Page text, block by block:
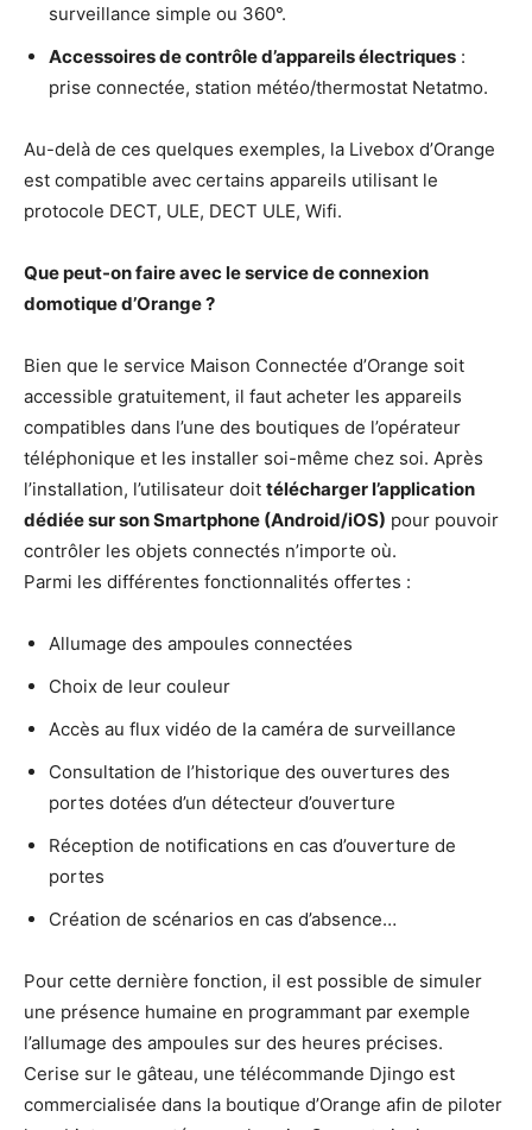
surveillance simple ou 360°.
Accessoires de contrôle d’appareils électriques :
prise connectée, station météo/thermostat Netatmo.
Au-delà de ces quelques exemples, la Livebox d’Orange
est compatible avec certains appareils utilisant le
protocole DECT, ULE, DECT ULE, Wifi.
Que peut-on faire avec le service de connexion
domotique d’Orange ?
Bien que le service Maison Connectée d’Orange soit
accessible gratuitement, il faut acheter les appareils
compatibles dans l’une des boutiques de l’opérateur
téléphonique et les installer soi-même chez soi. Après
l’installation, l’utilisateur doit télécharger l’application
dédiée sur son Smartphone (Android/iOS) pour pouvoir
contrôler les objets connectés n’importe où.
Parmi les différentes fonctionnalités offertes :
Allumage des ampoules connectées
Choix de leur couleur
Accès au flux vidéo de la caméra de surveillance
Consultation de l’historique des ouvertures des
portes dotées d’un détecteur d’ouverture
Réception de notifications en cas d’ouverture de
portes
Création de scénarios en cas d’absence…
Pour cette dernière fonction, il est possible de simuler
une présence humaine en programmant par exemple
l’allumage des ampoules sur des heures précises.
Cerise sur le gâteau, une télécommande Djingo est
commercialisée dans la boutique d’Orange afin de piloter